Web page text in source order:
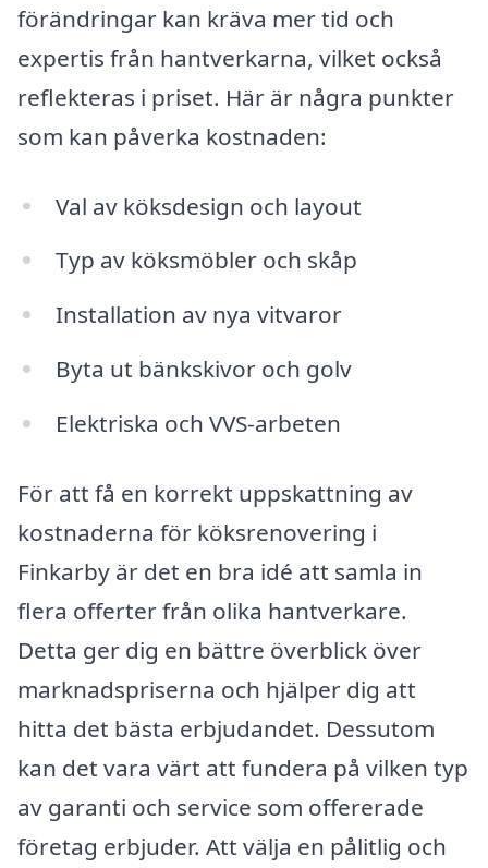
förändringar kan kräva mer tid och
expertis från hantverkarna, vilket också
reflekteras i priset. Här är några punkter
som kan påverka kostnaden:
Val av köksdesign och layout
Typ av köksmöbler och skåp
Installation av nya vitvaror
Byta ut bänkskivor och golv
Elektriska och VVS-arbeten
För att få en korrekt uppskattning av
kostnaderna för köksrenovering i
Finkarby är det en bra idé att samla in
flera offerter från olika hantverkare.
Detta ger dig en bättre överblick över
marknadspriserna och hjälper dig att
hitta det bästa erbjudandet. Dessutom
kan det vara värt att fundera på vilken typ
av garanti och service som offererade
företag erbjuder. Att välja en pålitlig och